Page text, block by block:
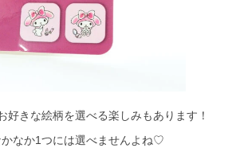
好きな絵柄を選べる楽しみもあります！
なか1つには選べませんよね♡